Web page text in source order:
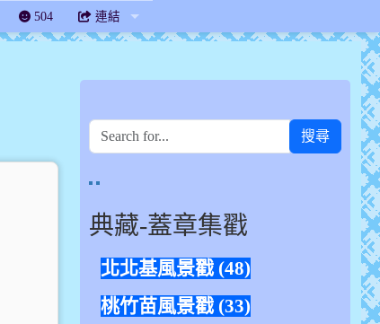
504 連結
搜尋
link to https://sites.google.com/
link to https://www.flickr.com/photos/
典藏-蓋章集戳
北北基風景戳 (48)
桃竹苗風景戳 (33)